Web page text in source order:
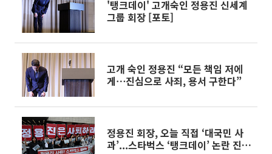
'탱크데이' 고개숙인 정용진 신세계
그룹 회장 [포토]
고개 숙인 정용진 “모든 책임 저에
게⋯진심으로 사죄, 용서 구한다”
정용진 회장, 오늘 직접 ‘대국민 사
과’...스타벅스 ‘탱크데이’ 논란 진화